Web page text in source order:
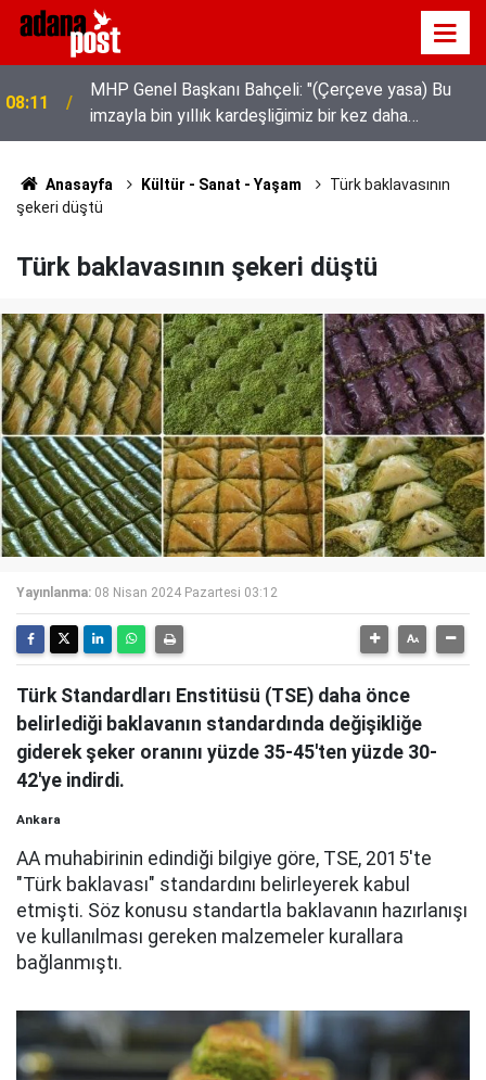
08:11
MHP Genel Başkanı Bahçeli: "(Çerçeve yasa) Bu
imzayla bin yıllık kardeşliğimiz bir kez daha
tescillenmiştir"
Anasayfa Kültür - Sanat - Yaşam
Türk baklavasının
şekeri düştü
Türk baklavasının şekeri düştü
Yayınlanma: 08 Nisan 2024 Pazartesi 03:12
Türk Standardları Enstitüsü (TSE) daha önce
belirlediği baklavanın standardında değişikliğe
giderek şeker oranını yüzde 35-45'ten yüzde 30-
42'ye indirdi.
Ankara
AA muhabirinin edindiği bilgiye göre, TSE, 2015'te
"Türk baklavası" standardını belirleyerek kabul
etmişti. Söz konusu standartla baklavanın hazırlanışı
ve kullanılması gereken malzemeler kurallara
bağlanmıştı.